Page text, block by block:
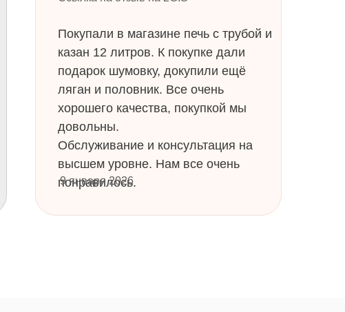
Покупали в магазине печь с трубой и
казан 12 литров. К покупке дали
подарок шумовку, докупили ещё
ляган и половник. Все очень
хорошего качества, покупкой мы
довольны.
Обслуживание и консультация на
высшем уровне. Нам все очень
понравилось.
9 января 2026